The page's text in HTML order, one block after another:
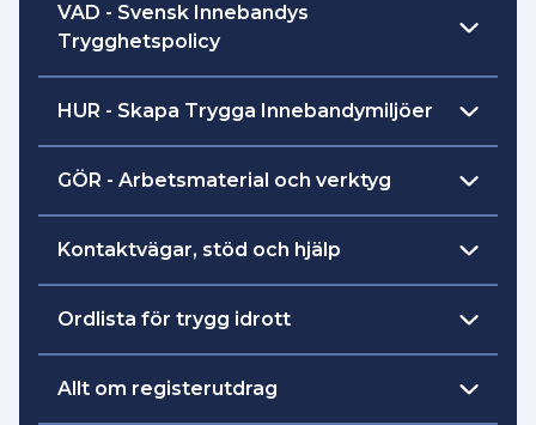
VAD - Svensk Innebandys
Trygghetspolicy
VAD - Svensk Innebandys Trygghetspolicy
HUR - Skapa Trygga Innebandymiljöer
HUR - Skapa Trygga Innebandymiljöer (vägledande
GÖR - Arbetsmaterial och verktyg
GÖR - Arbetsmaterial och verktyg
Kontaktvägar, stöd och hjälp
Kontaktvägar, stöd och hjälp
Ordlista för trygg idrott
Riksidrottsförbundet har på sin
trygghetswebb tagit fram en ordlista.
Allt om registerutdrag